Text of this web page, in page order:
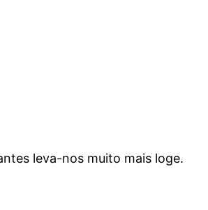
leva-nos muito mais loge.